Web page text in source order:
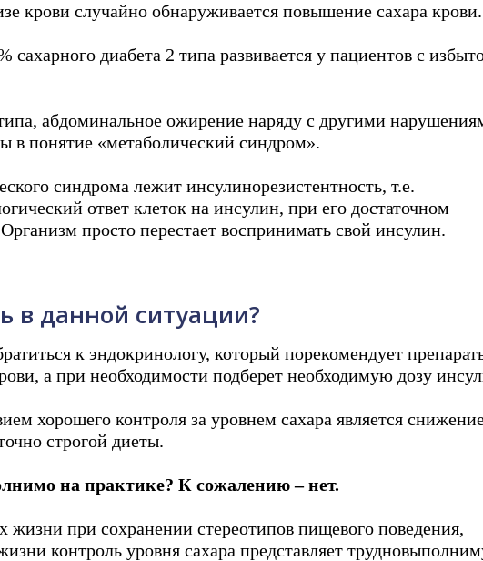
крови случайно обнаруживается повышение сахара крови.
сахарного диабета 2 типа развивается у пациентов с
абдоминальное ожирение наряду с другими
в понятие «метаболический синдром».
синдрома лежит инсулинорезистентность, т.е.
ответ клеток на инсулин, при его достаточном
просто перестает воспринимать свой инсулин.
в данной ситуации?
к эндокринологу, который порекомендует
а при необходимости подберет необходимую дозу
хорошего контроля за уровнем сахара является
строгой диеты.
на практике? К сожалению – нет.
жизни при сохранении стереотипов пищевого поведения,
контроль уровня сахара представляет